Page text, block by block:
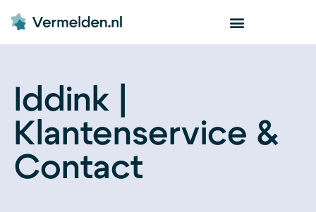
Iddink |
Klantenservice &
Contact